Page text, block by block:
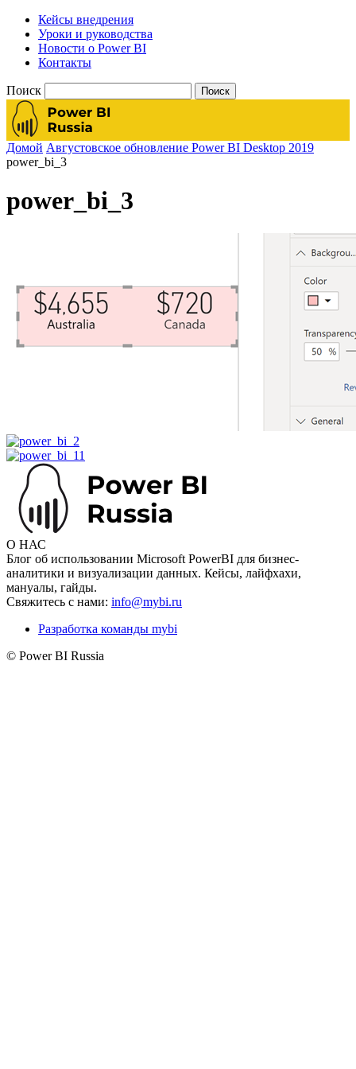
Кейсы внедрения
Уроки и руководства
Новости о Power BI
Контакты
Поиск
Домой Августовское обновление Power BI Desktop 2019
power_bi_3
power_bi_3
О НАС
Блог об использовании Microsoft PowerBI для бизнес-
аналитики и визуализации данных. Кейсы, лайфхахи,
мануалы, гайды.
Свяжитесь с нами: info@mybi.ru
Разработка команды mybi
© Power BI Russia